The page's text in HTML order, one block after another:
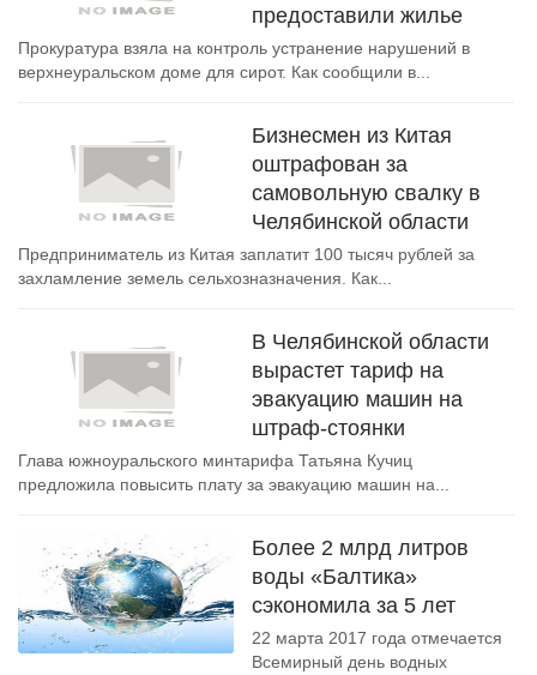
предоставили жилье
Прокуратура взяла на контроль устранение нарушений в
верхнеуральском доме для сирот. Как сообщили в...
Бизнесмен из Китая
оштрафован за
самовольную свалку в
Челябинской области
Предприниматель из Китая заплатит 100 тысяч рублей за
захламление земель сельхозназначения. Как...
В Челябинской области
вырастет тариф на
эвакуацию машин на
штраф-стоянки
Глава южноуральского минтарифа Татьяна Кучиц
предложила повысить плату за эвакуацию машин на...
Более 2 млрд литров
воды «Балтика»
сэкономила за 5 лет
22 марта 2017 года отмечается
Всемирный день водных